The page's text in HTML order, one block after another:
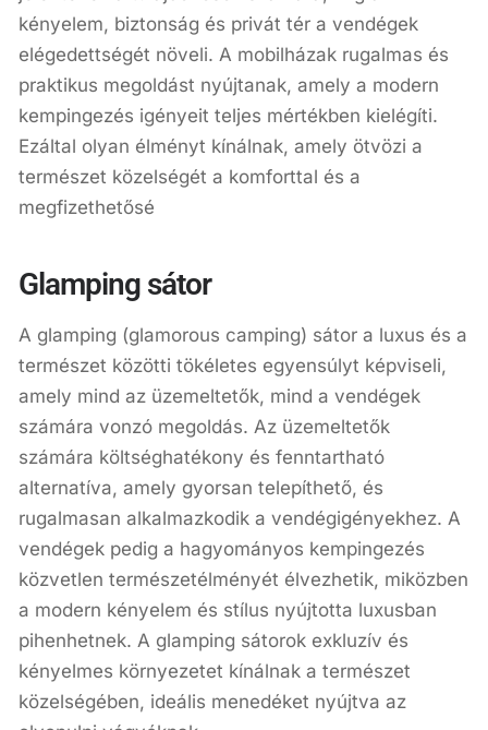
kényelem, biztonság és privát tér a vendégek
elégedettségét növeli. A mobilházak rugalmas és
praktikus megoldást nyújtanak, amely a modern
kempingezés igényeit teljes mértékben kielégíti.
Ezáltal olyan élményt kínálnak, amely ötvözi a
természet közelségét a komforttal és a
megfizethetősé
Glamping sátor
A glamping (glamorous camping) sátor a luxus és a
természet közötti tökéletes egyensúlyt képviseli,
amely mind az üzemeltetők, mind a vendégek
számára vonzó megoldás. Az üzemeltetők
számára költséghatékony és fenntartható
alternatíva, amely gyorsan telepíthető, és
rugalmasan alkalmazkodik a vendégigényekhez. A
vendégek pedig a hagyományos kempingezés
közvetlen természetélményét élvezhetik, miközben
a modern kényelem és stílus nyújtotta luxusban
pihenhetnek. A glamping sátorok exkluzív és
kényelmes környezetet kínálnak a természet
közelségében, ideális menedéket nyújtva az